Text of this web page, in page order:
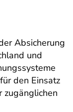
Absicherung
und
den Einsatz